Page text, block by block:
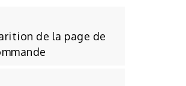
de la page de